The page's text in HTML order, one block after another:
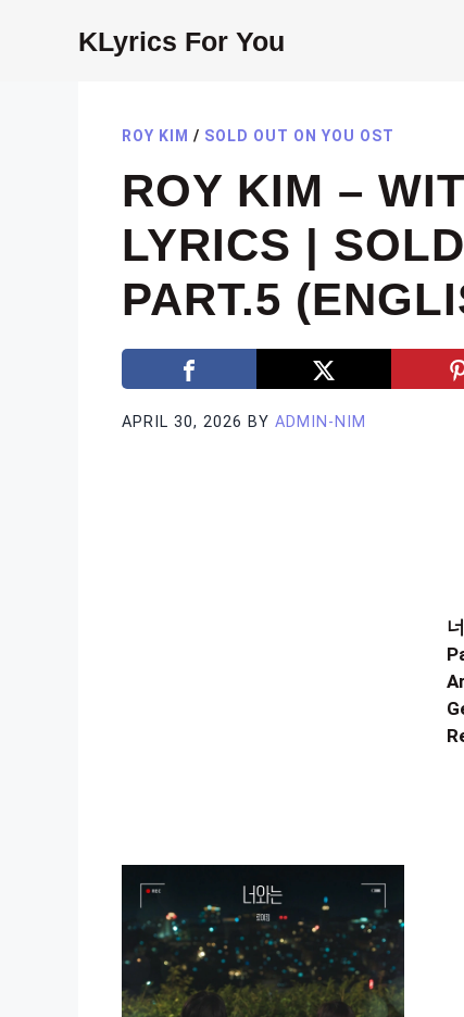
KLyrics For You
ROY KIM / SOLD OUT ON YOU OST
ROY KIM –
LYRICS |
PART.5
APRIL 30, 2026 BY ADMIN-NIM